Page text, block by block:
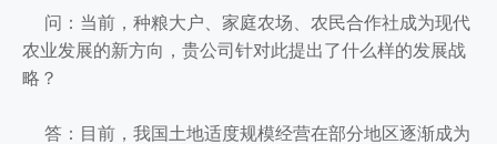
问：当前，种粮大户、家庭农场、农民合作社成为现代
农业发展的新方向，贵公司针对此提出了什么样的发展战
略？
答：目前，我国土地适度规模经营在部分地区逐渐成为